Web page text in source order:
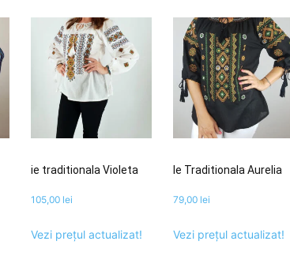
ie traditionala Violeta
105,00 lei
Vezi prețul actualizat!
Ie Traditionala Aurelia
79,00 lei
Vezi prețul actualizat!